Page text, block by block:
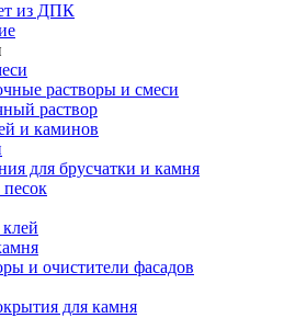
из ДПК
растворы и смеси
раствор
и каминов
для брусчатки и камня
и очистители фасадов
для камня